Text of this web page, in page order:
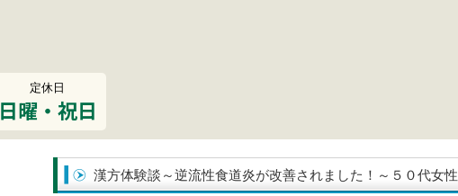
定休日
日曜・祝日
漢方体験談～逆流性食道炎が改善されました！～５０代女性